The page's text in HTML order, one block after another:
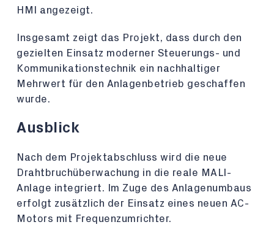
HMI angezeigt.
Insgesamt zeigt das Projekt, dass durch den
gezielten Einsatz moderner Steuerungs- und
Kommunikationstechnik ein nachhaltiger
Mehrwert für den Anlagenbetrieb geschaffen
wurde.
Ausblick
Nach dem Projektabschluss wird die neue
Drahtbruchüberwachung in die reale MALI-
Anlage integriert. Im Zuge des Anlagenumbaus
erfolgt zusätzlich der Einsatz eines neuen AC-
Motors mit Frequenzumrichter.